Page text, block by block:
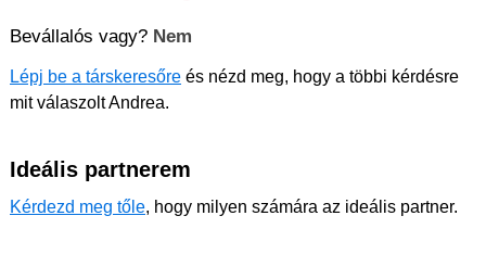
Bevállalós vagy? Nem
Lépj be a társkeresőre és nézd meg, hogy a többi kérdésre
mit válaszolt Andrea.
Ideális partnerem
Kérdezd meg tőle, hogy milyen számára az ideális partner.